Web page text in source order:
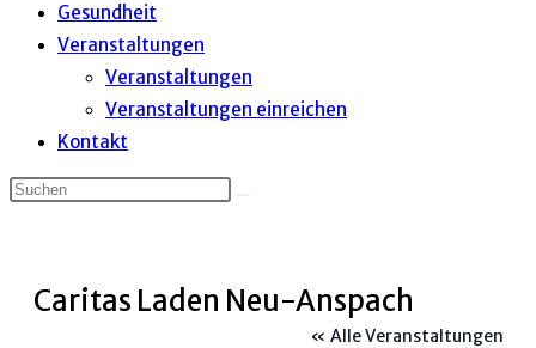
Gesundheit
Veranstaltungen
Veranstaltungen
Veranstaltungen einreichen
Kontakt
Caritas Laden Neu-Anspach
« Alle Veranstaltungen